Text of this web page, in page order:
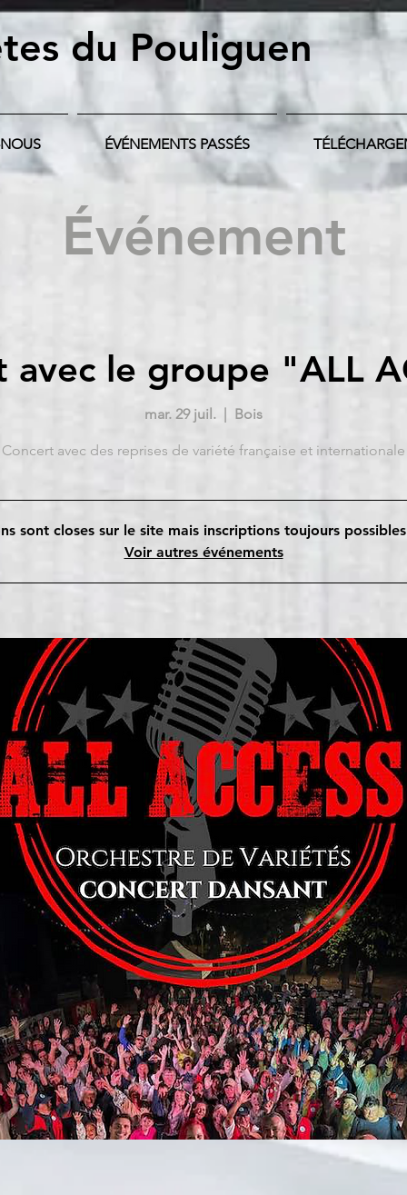
du Pouliguen
ÉVÉNEMENTS PASSÉS
Événement
avec le groupe "ALL
mar. 29 juil. Bois
Concert avec des reprises de variété française et internationale
sont closes sur le site mais inscriptions toujours
Voir autres événements